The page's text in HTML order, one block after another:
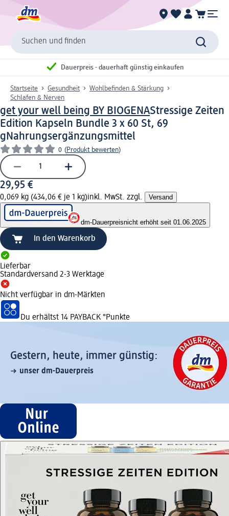
Suchen und finden
Dauerpreis - dauerhaft günstig einkaufen
Startseite Gesundheit
Wohlbefinden & Stärkung
Schlafen & Nerven
get your well being BY BIOGENAStressige Zeiten
Edition Kapseln Bundle 3 x 60 St, 69
gNahrungsergänzungsmittel
0 (Produkt bewerten)
29,95 €
0,069 kg (434,06 € je 1 kg)inkl. MwSt. zzgl. Versand
dm-Dauerpreisnicht erhöht seit 01.06.2025
In den Warenkorb
Lieferbar
Standardversand 2-3 Werktage
Nicht verfügbar in dm-Märkten
Du erhältst 14 PAYBACK °Punkte
Gestern, heute, immer günstig:
unser dm-Dauerpreis